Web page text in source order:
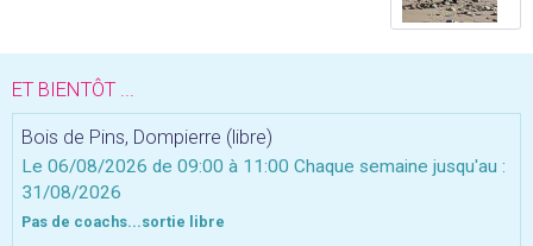
ET BIENTÔT ...
Bois de Pins, Dompierre (libre)
Le 06/08/2026 de 09:00 à 11:00 Chaque semaine jusqu'au :
31/08/2026
Pas de coachs...sortie libre